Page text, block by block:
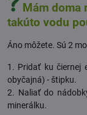
Mám doma
takúto vodu
Áno môžete. Sú 2
1. Pridať ku čiernej
obyčajná) - štipku.
2. Naliať do
minerálku.